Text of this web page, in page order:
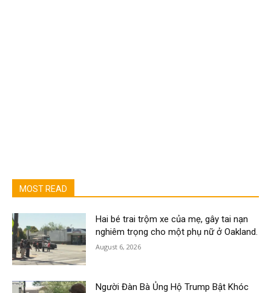
MOST READ
Hai bé trai trộm xe của mẹ, gây tai nạn
nghiêm trọng cho một phụ nữ ở Oakland.
August 6, 2026
Người Đàn Bà Ủng Hộ Trump Bật Khóc